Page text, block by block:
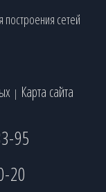
сетей
| Карта сайта
95
20